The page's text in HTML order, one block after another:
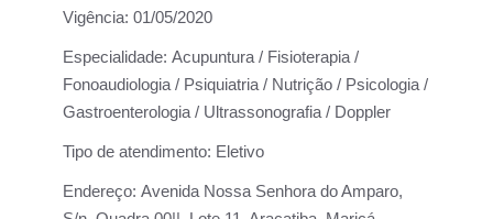
Vigência: 01/05/2020
Especialidade: Acupuntura / Fisioterapia /
Fonoaudiologia / Psiquiatria / Nutrição / Psicologia /
Gastroenterologia / Ultrassonografia / Doppler
Tipo de atendimento: Eletivo
Endereço: Avenida Nossa Senhora do Amparo,